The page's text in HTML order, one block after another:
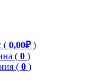
( 0,00₽)
( 0 )
( 0 )